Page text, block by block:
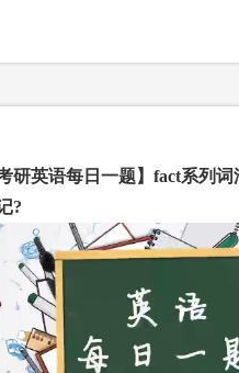
考研英语每日一题】fact系列
?